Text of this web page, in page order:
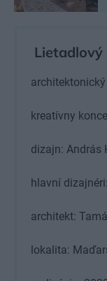
Lietadlový
kreatívny
dizajn: András
hlavní
architekt:
lokalita: